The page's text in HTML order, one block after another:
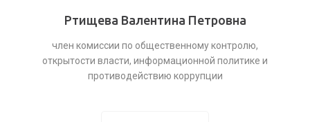
Ртищева Валентина Петровна
член комиссии по общественному контролю,
открытости власти, информационной политике и
противодействию коррупции